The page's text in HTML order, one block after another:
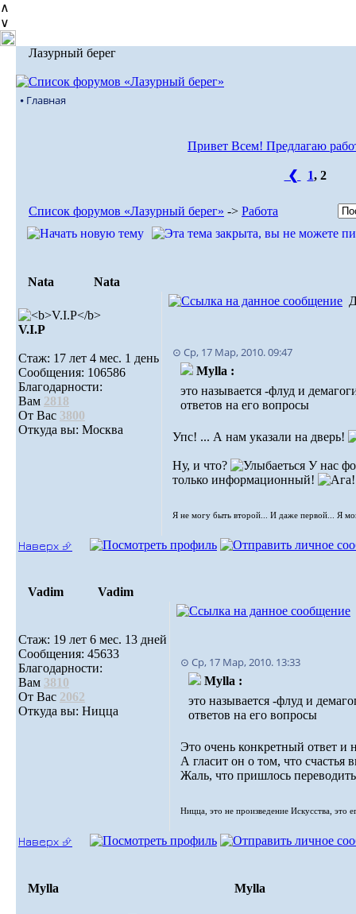
∧
∨
Лазурный берег
⦁ Главная
Привет Всем! Предлагаю
❮ 1, 2
Список форумов «Лазурный берег» -> Работа
Nata Nata
V.I.Р
Стаж: 17 лет 4 мес. 1 день
Сообщения: 106586
Благодарности:
Вам 2818
От Вас 3800
Откуда вы: Москва
⊙ Ср, 17 Мар, 2010. 09:47
Mylla :
это называется -флуд и
ответов на его вопросы
Упс! ... А нам указали на дверь!
Ну, и что?
У нас
только информационный!
Я не могу быть второй... И даже первой... Я
Наверх ⮵
Vadim Vadim
Стаж: 19 лет 6 мес. 13 дней
Сообщения: 45633
Благодарности:
Вам 3810
От Вас 2062
Откуда вы: Ницца
⊙ Ср, 17 Мар, 2010. 13:33
Mylla :
это называется -флуд и
ответов на его вопросы
Это очень конкретный ответ и
А гласит он о том, что счастья
Жаль, что пришлось
Ницца, это не произведение Искусства, это
Наверх ⮵
Mylla Mylla